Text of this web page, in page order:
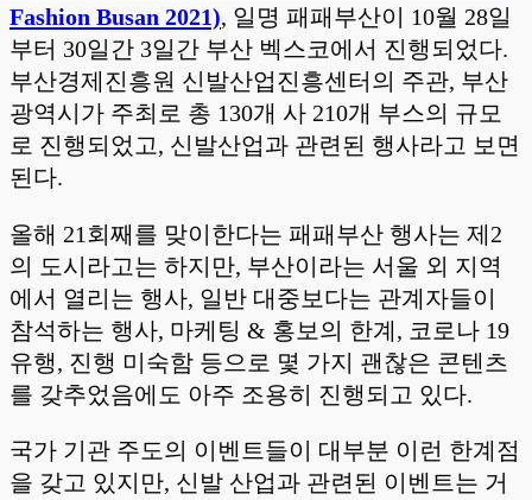
Fashion Busan 2021), 일명 패패부산이 10월 28일
부터 30일간 3일간 부산 벡스코에서 진행되었다.
부산경제진흥원 신발산업진흥센터의 주관, 부산
광역시가 주최로 총 130개 사 210개 부스의 규모
로 진행되었고, 신발산업과 관련된 행사라고 보면
된다.
올해 21회째를 맞이한다는 패패부산 행사는 제2
의 도시라고는 하지만, 부산이라는 서울 외 지역
에서 열리는 행사, 일반 대중보다는 관계자들이
참석하는 행사, 마케팅 & 홍보의 한계, 코로나 19
유행, 진행 미숙함 등으로 몇 가지 괜찮은 콘텐츠
를 갖추었음에도 아주 조용히 진행되고 있다.
국가 기관 주도의 이벤트들이 대부분 이런 한계점
을 갖고 있지만, 신발 산업과 관련된 이벤트는 거